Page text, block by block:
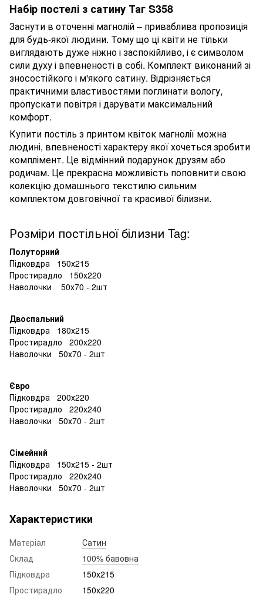
Набір постелі з сатину Таг S358
Заснути в оточенні магнолій – приваблива пропозиція
для будь-якої людини. Тому що ці квіти не тільки
виглядають дуже ніжно і заспокійливо, і є символом
сили духу і впевненості в собі. Комплект виконаний зі
зносостійкого і м'якого сатину. Відрізняється
практичними властивостями поглинати вологу,
пропускати повітря і дарувати максимальний
комфорт.
Купити постіль з принтом квіток магнолії можна
людині, впевненості характеру якої хочеться зробити
комплімент. Це відмінний подарунок друзям або
родичам. Це прекрасна можливість поповнити свою
колекцію домашнього текстилю сильним
комплектом довговічної та красивої білизни.
Розміри постільної білизни Tag:
Полуторний
Підковдра 150х215
Простирадло 150х220
Наволочки 50х70 - 2шт
Двоспальний
Підковдра 180х215
Простирадло 200х220
Наволочки 50х70 - 2шт
Євро
Підковдра 200х220
Простирадло 220х240
Наволочки 50х70 - 2шт
Сімейний
Підковдра 150х215 - 2шт
Простирадло 220х240
Наволочки 50х70 - 2шт
Характеристики
Матеріал
Сатин
Склад
100% бавовна
Підковдра
150х215
Простирадло
150х220